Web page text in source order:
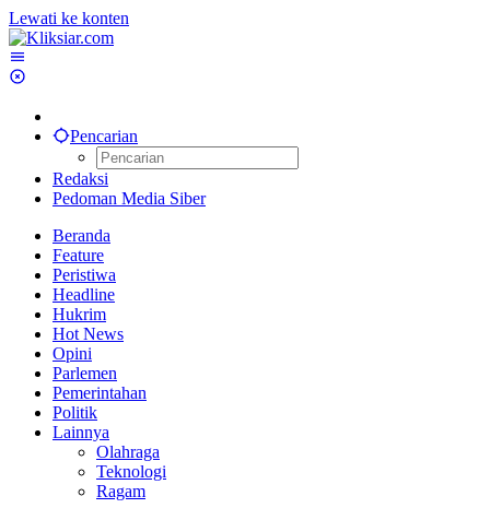
Lewati ke konten
Pencarian
Redaksi
Pedoman Media Siber
Beranda
Feature
Peristiwa
Headline
Hukrim
Hot News
Opini
Parlemen
Pemerintahan
Politik
Lainnya
Olahraga
Teknologi
Ragam